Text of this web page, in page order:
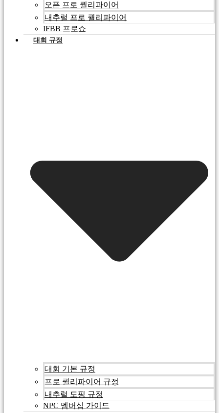
오픈 프로 퀄리파이어
내추럴 프로 퀄리파이어
IFBB 프로쇼
대회 규정
대회 기본 규정
프로 퀄리파이어 규정
내추럴 도핑 규정
NPC 멤버십 가이드